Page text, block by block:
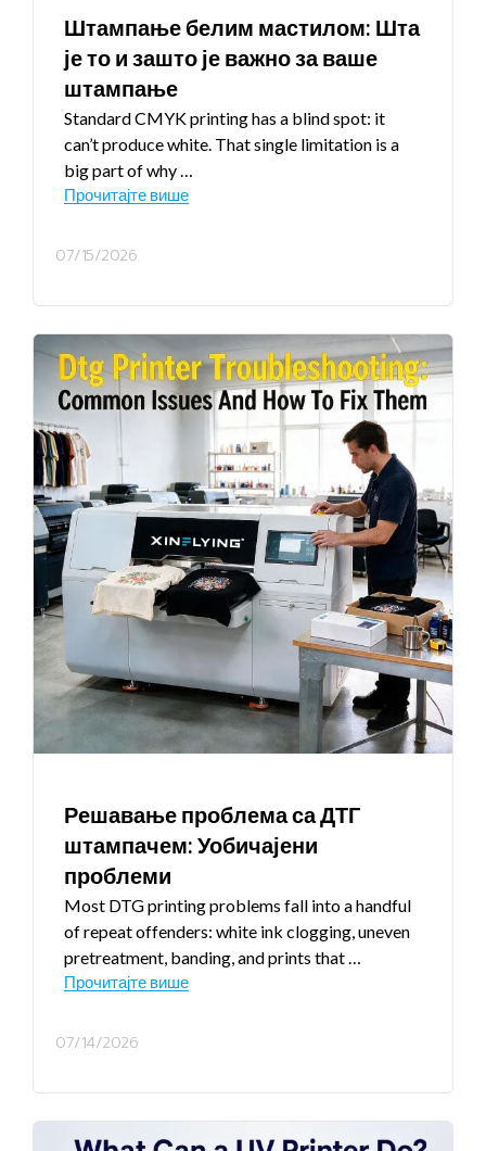
Штампање белим мастилом: Шта
је то и зашто је важно за ваше
штампање
Standard CMYK printing has a blind spot: it
can’t produce white. That single limitation is a
big part of why…
Прочитајте више
07/15/2026
Решавање проблема са ДТГ
штампачем: Уобичајени
проблеми
Most DTG printing problems fall into a handful
of repeat offenders: white ink clogging,uneven
pretreatment, banding,and prints that…
Прочитајте више
07/14/2026